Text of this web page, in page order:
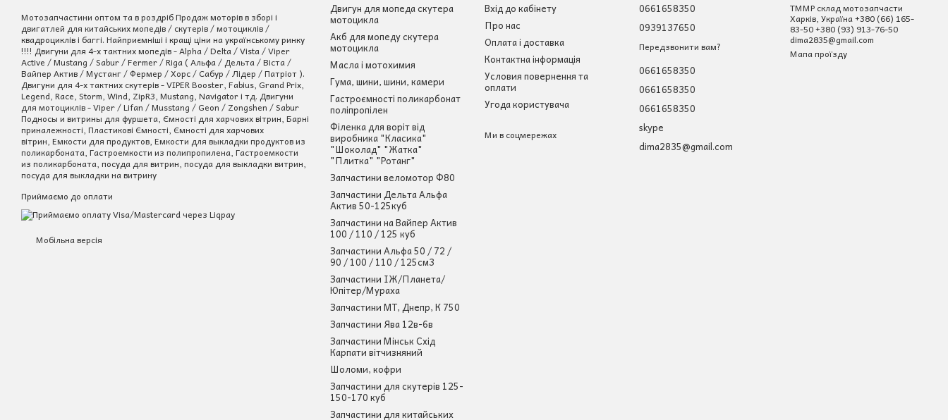
Мотозапчастини оптом та в роздріб Продаж моторів в зборі і
двигатлей для китайських мопедів / скутерів / мотоциклів /
квадроциклів і баггі. Найприємніші і кращі ціни на українському ринку
!!!! Двигуни для 4-х тактних мопедів - Alpha / Delta / Vista / Viper
Active / Mustang / Sabur / Fermer / Riga ( Альфа / Дельта / Віста /
Вайпер Актив / Мустанг / Фермер / Хорс / Сабур / Лідер / Патріот ).
Двигуни для 4-х тактних скутерів - VIPER Booster, Fabius, Grand Prix,
Legend, Race, Storm, Wind, ZipR3, Mustang, Navigator і тд. Двигуни
для мотоциклів - Viper / Lifan / Musstang / Geon / Zongshen / Sabur
Подносы и витрины для фуршета, Ємності для харчових вітрин, Барні
приналежності, Пластикові Ємності, Ємності для харчових
вітрин, Емкости для продуктов, Емкости для выкладки продуктов из
поликарбоната, Гастроемкости из полипропилена, Гастроемкости
из поликарбоната, посуда для витрин, посуда для выкладки витрин,
посуда для выкладки на витрину
Приймаємо до оплати
Мобільна версія
Двигун для мопеда скутера
мотоцикла
Акб для мопеду скутера
мотоцикла
Масла і мотохимия
Гума, шини, шини, камери
Гастроємності поликарбонат
поліпропілен
Філенка для воріт від
виробника "Класика"
"Шоколад" "Жатка"
"Плитка" "Ротанг"
Запчастини веломотор Ф80
Запчастини Дельта Альфа
Актив 50-125куб
Запчастини на Вайпер Актив
100 / 110 / 125 куб
Запчастини Альфа 50 / 72 /
90 / 100 / 110 / 125см3
Запчастини ІЖ/Планета/
Юпітер/Мураха
Запчастини МТ, Днепр, К 750
Запчастини Ява 12в-6в
Запчастини Мінськ Схід
Карпати вітчизняний
Шоломи, кофри
Запчастини для скутерів 125-
150-170 куб
Запчастини для китайських
Вхід до кабінету
Про нас
Оплата і доставка
Контактна інформація
Условия повернення та
оплати
Угода користувача
Ми в соцмережах
0661658350
0939137650
Передзвонити вам?
0661658350
0661658350
0661658350
skype
dima2835@gmail.com
ТММР склад мотозапчасти
Харків, Україна +380 (66) 165-
83-50 +380 (93) 913-76-50
dima2835@gmail.com
Мапа проїзду